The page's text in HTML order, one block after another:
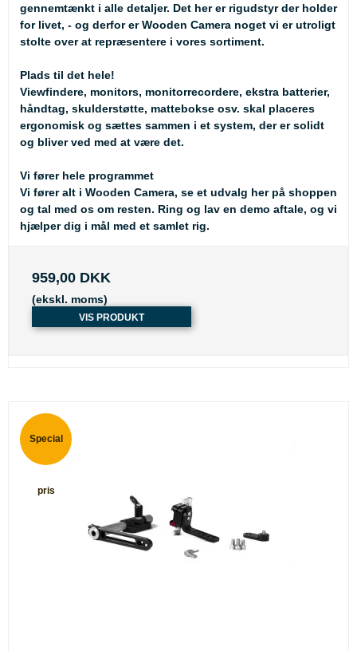
gennemtænkt i alle detaljer. Det her er rigudstyr der holder
for livet, - og derfor er Wooden Camera noget vi er utroligt
stolte over at repræsentere i vores sortiment.
Plads til det hele!
Viewfindere, monitors, monitorrecordere, ekstra batterier,
håndtag, skulderstøtte, mattebokse osv. skal placeres
ergonomisk og sættes sammen i et system, der er solidt
og bliver ved med at være det.
Vi fører hele programmet
Vi fører alt i Wooden Camera, se et udvalg her på shoppen
og tal med os om resten. Ring og lav en demo aftale, og vi
hjælper dig i mål med et samlet rig.
959,00 DKK
(ekskl. moms)
VIS PRODUKT
Special
pris